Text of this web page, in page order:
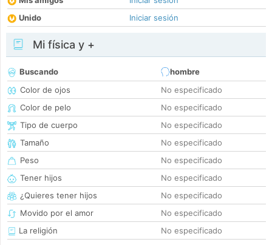
Unido
Iniciar sesión
Mi física y +
Buscando
hombre
Color de ojos
No especificado
Color de pelo
No especificado
Tipo de cuerpo
No especificado
Tamaño
No especificado
Peso
No especificado
Tener hijos
No especificado
¿Quieres tener hijos
No especificado
Movido por el amor
No especificado
La religión
No especificado